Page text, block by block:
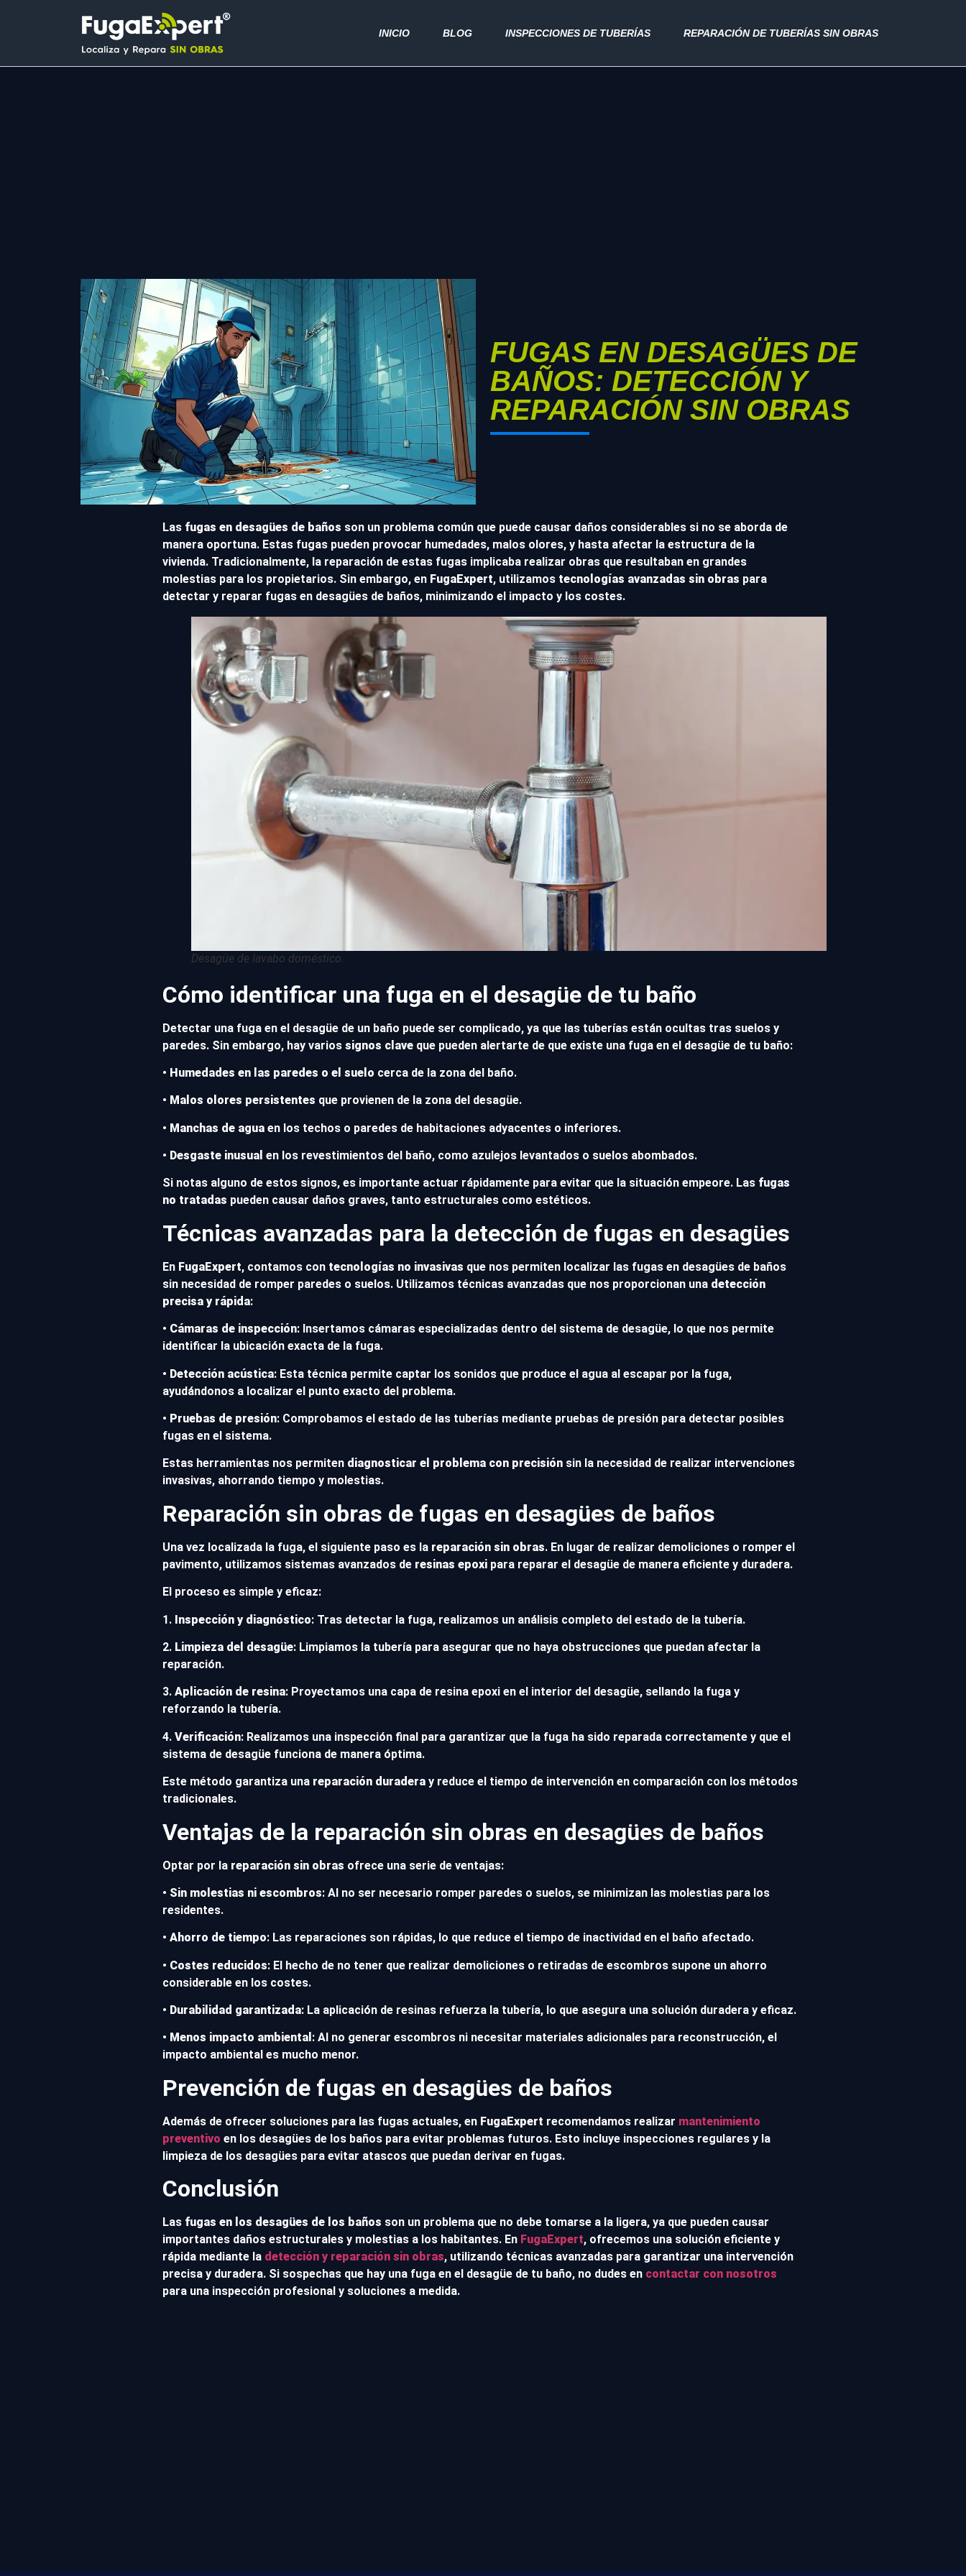
INICIO BLOG INSPECCIONES DE TUBERÍAS REPARACIÓN DE TUBERÍAS SIN OBRAS
FUGAS EN DESAGÜES DE
BAÑOS: DETECCIÓN Y
REPARACIÓN SIN OBRAS
Las fugas en desagües de baños son un problema común que puede causar daños considerables si no se aborda de
manera oportuna. Estas fugas pueden provocar humedades, malos olores, y hasta afectar la estructura de la
vivienda. Tradicionalmente, la reparación de estas fugas implicaba realizar obras que resultaban en grandes
molestias para los propietarios. Sin embargo, en FugaExpert, utilizamos tecnologías avanzadas sin obras para
detectar y reparar fugas en desagües de baños, minimizando el impacto y los costes.
Desagüe de lavabo doméstico.
Cómo identificar una fuga en el desagüe de tu baño
Detectar una fuga en el desagüe de un baño puede ser complicado, ya que las tuberías están ocultas tras suelos y
paredes. Sin embargo, hay varios signos clave que pueden alertarte de que existe una fuga en el desagüe de tu baño:
• Humedades en las paredes o el suelo cerca de la zona del baño.
• Malos olores persistentes que provienen de la zona del desagüe.
• Manchas de agua en los techos o paredes de habitaciones adyacentes o inferiores.
• Desgaste inusual en los revestimientos del baño, como azulejos levantados o suelos abombados.
Si notas alguno de estos signos, es importante actuar rápidamente para evitar que la situación empeore. Las fugas
no tratadas pueden causar daños graves, tanto estructurales como estéticos.
Técnicas avanzadas para la detección de fugas en desagües
En FugaExpert, contamos con tecnologías no invasivas que nos permiten localizar las fugas en desagües de baños
sin necesidad de romper paredes o suelos. Utilizamos técnicas avanzadas que nos proporcionan una detección
precisa y rápida:
• Cámaras de inspección: Insertamos cámaras especializadas dentro del sistema de desagüe, lo que nos permite
identificar la ubicación exacta de la fuga.
• Detección acústica: Esta técnica permite captar los sonidos que produce el agua al escapar por la fuga,
ayudándonos a localizar el punto exacto del problema.
• Pruebas de presión: Comprobamos el estado de las tuberías mediante pruebas de presión para detectar posibles
fugas en el sistema.
Estas herramientas nos permiten diagnosticar el problema con precisión sin la necesidad de realizar intervenciones
invasivas, ahorrando tiempo y molestias.
Reparación sin obras de fugas en desagües de baños
Una vez localizada la fuga, el siguiente paso es la reparación sin obras. En lugar de realizar demoliciones o romper el
pavimento, utilizamos sistemas avanzados de resinas epoxi para reparar el desagüe de manera eficiente y duradera.
El proceso es simple y eficaz:
1. Inspección y diagnóstico: Tras detectar la fuga, realizamos un análisis completo del estado de la tubería.
2. Limpieza del desagüe: Limpiamos la tubería para asegurar que no haya obstrucciones que puedan afectar la
reparación.
3. Aplicación de resina: Proyectamos una capa de resina epoxi en el interior del desagüe, sellando la fuga y
reforzando la tubería.
4. Verificación: Realizamos una inspección final para garantizar que la fuga ha sido reparada correctamente y que el
sistema de desagüe funciona de manera óptima.
Este método garantiza una reparación duradera y reduce el tiempo de intervención en comparación con los métodos
tradicionales.
Ventajas de la reparación sin obras en desagües de baños
Optar por la reparación sin obras ofrece una serie de ventajas:
• Sin molestias ni escombros: Al no ser necesario romper paredes o suelos, se minimizan las molestias para los
residentes.
• Ahorro de tiempo: Las reparaciones son rápidas, lo que reduce el tiempo de inactividad en el baño afectado.
• Costes reducidos: El hecho de no tener que realizar demoliciones o retiradas de escombros supone un ahorro
considerable en los costes.
• Durabilidad garantizada: La aplicación de resinas refuerza la tubería, lo que asegura una solución duradera y eficaz.
• Menos impacto ambiental : Al no generar escombros ni necesitar materiales adicionales para reconstrucción, el
impacto ambiental es mucho menor.
Prevención de fugas en desagües de baños
Además de ofrecer soluciones para las fugas actuales, en FugaExpert recomendamos realizar mantenimiento
preventivo en los desagües de los baños para evitar problemas futuros. Esto incluye inspecciones regulares y la
limpieza de los desagües para evitar atascos que puedan derivar en fugas.
Conclusión
Las fugas en los desagües de los baños son un problema que no debe tomarse a la ligera, ya que pueden causar
importantes daños estructurales y molestias a los habitantes. En FugaExpert, ofrecemos una solución eficiente y
rápida mediante la detección y reparación sin obras, utilizando técnicas avanzadas para garantizar una intervención
precisa y duradera. Si sospechas que hay una fuga en el desagüe de tu baño, no dudes en contactar con nosotros
para una inspección profesional y soluciones a medida.